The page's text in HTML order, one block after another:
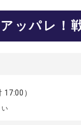
アッパレ！
）
い